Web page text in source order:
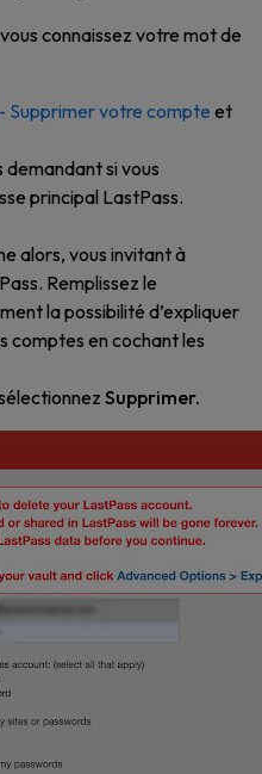
connaissez votre mot de
Supprimer votre compte et
demandant si vous
principal LastPass.
alors, vous invitant à
Remplissez le
la possibilité d’expliquer
comptes en cochant les
Supprimer.